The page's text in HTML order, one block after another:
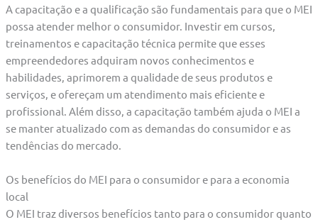
A capacitação e a qualificação são fundamentais para que o MEI
possa atender melhor o consumidor. Investir em cursos,
treinamentos e capacitação técnica permite que esses
empreendedores adquiram novos conhecimentos e
habilidades, aprimorem a qualidade de seus produtos e
serviços, e ofereçam um atendimento mais eficiente e
profissional. Além disso, a capacitação também ajuda o MEI a
se manter atualizado com as demandas do consumidor e as
tendências do mercado.
Os benefícios do MEI para o consumidor e para a economia
local
O MEI traz diversos benefícios tanto para o consumidor quanto